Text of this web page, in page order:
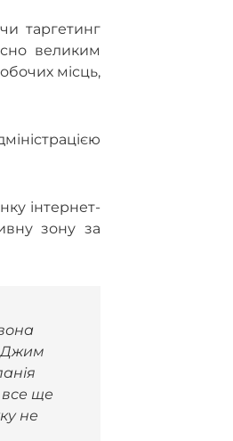
таргетинг
великим
місць,
інтернет-
зону за
Джим
все ще
не